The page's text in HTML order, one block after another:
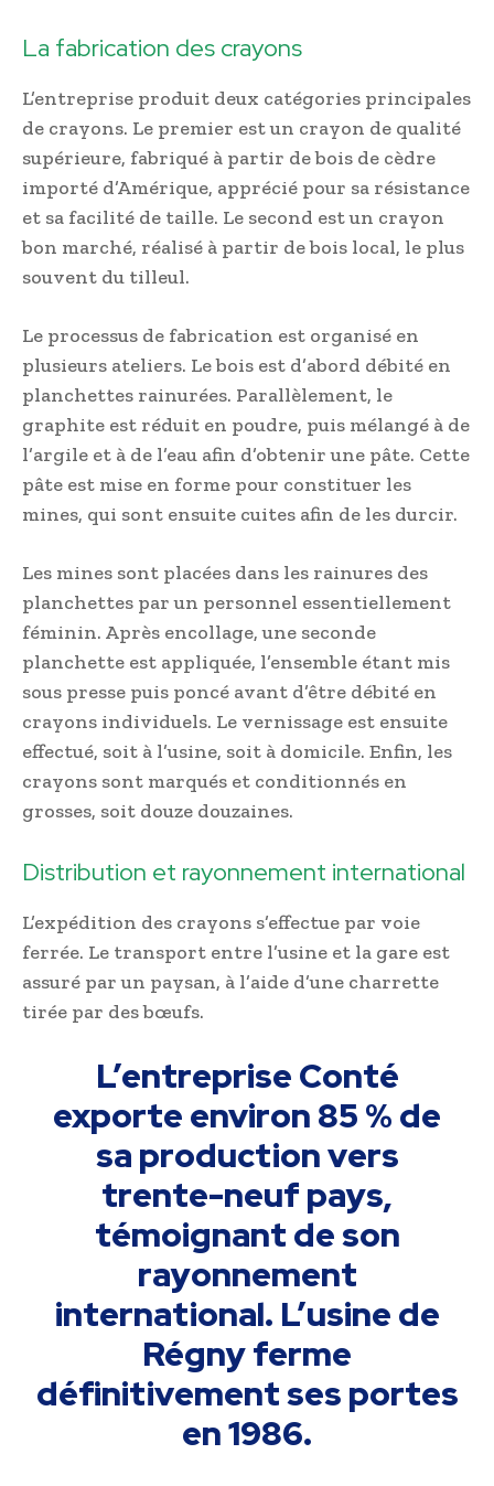
La fabrication des crayons
L’entreprise produit deux catégories principales
de crayons. Le premier est un crayon de qualité
supérieure, fabriqué à partir de bois de cèdre
importé d’Amérique, apprécié pour sa résistance
et sa facilité de taille. Le second est un crayon
bon marché, réalisé à partir de bois local, le plus
souvent du tilleul.
Le processus de fabrication est organisé en
plusieurs ateliers. Le bois est d’abord débité en
planchettes rainurées. Parallèlement, le
graphite est réduit en poudre, puis mélangé à de
l’argile et à de l’eau afin d’obtenir une pâte. Cette
pâte est mise en forme pour constituer les
mines, qui sont ensuite cuites afin de les durcir.
Les mines sont placées dans les rainures des
planchettes par un personnel essentiellement
féminin. Après encollage, une seconde
planchette est appliquée, l’ensemble étant mis
sous presse puis poncé avant d’être débité en
crayons individuels. Le vernissage est ensuite
effectué, soit à l’usine, soit à domicile. Enfin, les
crayons sont marqués et conditionnés en
grosses, soit douze douzaines.
Distribution et rayonnement international
L’expédition des crayons s’effectue par voie
ferrée. Le transport entre l’usine et la gare est
assuré par un paysan, à l’aide d’une charrette
tirée par des bœufs.
L’entreprise Conté
exporte environ 85 % de
sa production vers
trente-neuf pays,
témoignant de son
rayonnement
international. L’usine de
Régny ferme
définitivement ses portes
en 1986.